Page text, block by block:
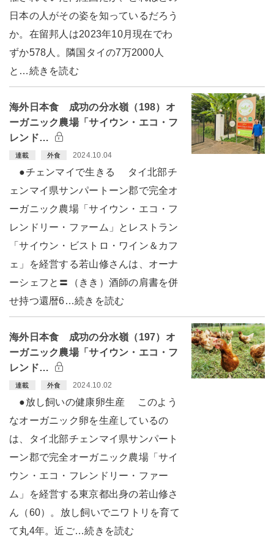
日本の人がその姿を知っているだろう
か。在留邦人は2023年10月現在でわ
ずか578人。隣国タイの7万2000人
と…続きを読む
海外日本食 成功の分水嶺（198）オ
ーガニック農場「サイウン・エコ・フ
レンド…
連載 外食 2024.10.04
●チェンマイで生きる タイ北部チ
ェンマイ県サンパートーン郡で完全オ
ーガニック農場「サイウン・エコ・フ
レンドリー・ファーム」とレストラン
「サイウン・ビストロ・ワイン＆カフ
ェ」を経営する若山修さんは、オーナ
ーシェフと〓（きき）酒師の肩書を併
せ持つ還暦6…続きを読む
海外日本食 成功の分水嶺（197）オ
ーガニック農場「サイウン・エコ・フ
レンド…
連載 外食 2024.10.02
●放し飼いの健康卵生産 このよう
なオーガニック卵を生産しているの
は、タイ北部チェンマイ県サンパート
ーン郡で完全オーガニック農場「サイ
ウン・エコ・フレンドリー・ファー
ム」を経営する東京都出身の若山修さ
ん（60）。放し飼いでニワトリを育て
て丸4年。近ご…続きを読む